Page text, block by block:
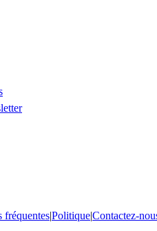
fréquentes|Politique|Contactez-